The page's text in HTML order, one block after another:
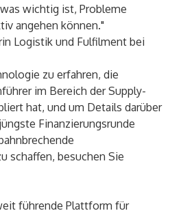
wichtig ist, Probleme
angehen können."
Logistik und Fulfilment bei
zu erfahren, die
im Bereich der Supply-
hat, und um Details darüber
Finanzierungsrunde
schaffen, besuchen Sie
führende Plattform für